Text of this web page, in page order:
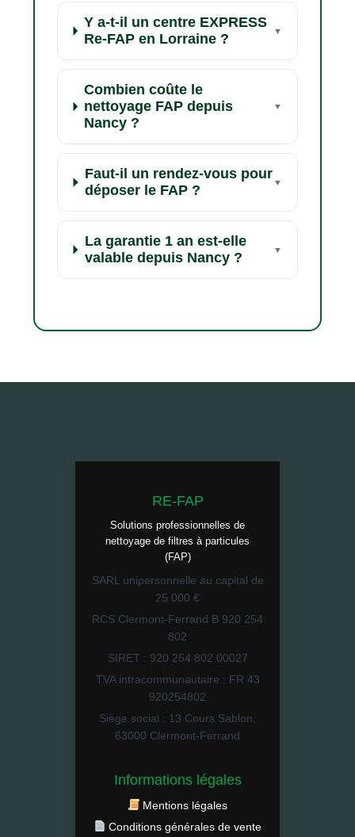
Y a-t-il un centre EXPRESS
Re-FAP en Lorraine ?
Combien coûte le
nettoyage FAP depuis
Nancy ?
Faut-il un rendez-vous pour
déposer le FAP ?
La garantie 1 an est-elle
valable depuis Nancy ?
RE-FAP
Solutions professionnelles de
nettoyage de filtres à particules
(FAP)
SARL unipersonnelle au capital de
25 000 €
RCS Clermont-Ferrand B 920 254
802
SIRET : 920 254 802 00027
TVA intracommunautaire : FR 43
920254802
Siège social : 13 Cours Sablon,
63000 Clermont-Ferrand
Informations légales
Mentions légales
Conditions générales de vente